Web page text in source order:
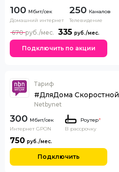
100
Домашний интернет
250 Каналов
Телевидение
335
670
Подключить по акции
Тариф
#ДляДома Скоростной
Netbynet
300
Интернет GPON
Роутер*
В рассрочку
750
Подключить